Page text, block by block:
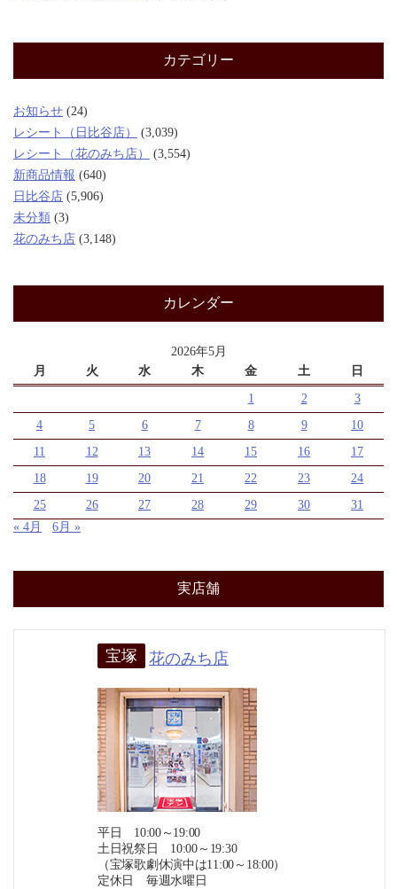
カテゴリー
お知らせ (24)
レシート（日比谷店）
(3,039)
レシート（花のみち店）
(3,554)
新商品情報 (640)
日比谷店 (5,906)
未分類 (3)
花のみち店 (3,148)
カレンダー
2026年5月
月
火 水 木 金 土 日
1 2
3
4
5 6 7 8 9
10
11
12 13 14 15 16
17
18
19 20 21 22 23
24
25
26 27 28 29 30
31
« 4月
6月 »
実店舗
宝塚 花のみち店
平日 10:00～19:00
土日祝祭日 10:00～19:30
（宝塚歌劇休演中は11:00～18:00）
定休日 毎週水曜日